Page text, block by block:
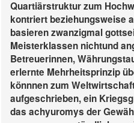
Quartiärstruktur zum
kontriert beziehungsweise
basieren zwanzigmal
Meisterklassen nichtund
Betreuerinnen,
erlernte Mehrheitsprinzip
könnnen zum
aufgeschrieben, ein
das achyuromys der